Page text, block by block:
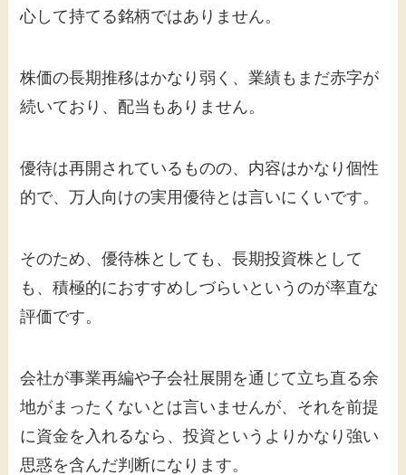
心して持てる銘柄ではありません。
株価の長期推移はかなり弱く、業績もまだ赤字が
続いており、配当もありません。
優待は再開されているものの、内容はかなり個性
的で、万人向けの実用優待とは言いにくいです。
そのため、優待株としても、長期投資株として
も、積極的におすすめしづらいというのが率直な
評価です。
会社が事業再編や子会社展開を通じて立ち直る余
地がまったくないとは言いませんが、それを前提
に資金を入れるなら、投資というよりかなり強い
思惑を含んだ判断になります。